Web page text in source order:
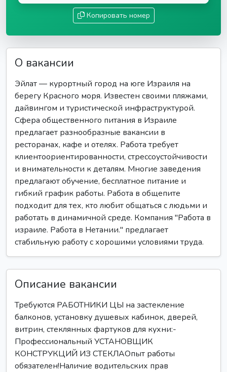
Копировать номер
О вакансии
Эйлат — курортный город на юге Израиля на
берегу Красного моря. Известен своими пляжами,
дайвингом и туристической инфраструктурой.
Сфера общественного питания в Израиле
предлагает разнообразные вакансии в
ресторанах, кафе и отелях. Работа требует
клиентоориентированности, стрессоустойчивости
и внимательности к деталям. Многие заведения
предлагают обучение, бесплатное питание и
гибкий график работы. Работа в общепите
подходит для тех, кто любит общаться с людьми и
работать в динамичной среде. Компания "Работа в
израиле. Работа в Нетании." предлагает
стабильную работу с хорошими условиями труда.
Описание вакансии
Требуются РАБОТНИКИ ЦЫ на застекление
балконов, установку душевых кабинок, дверей,
витрин, стеклянных фартуков для кухни:-
Профессиональный УСТАНОВЩИК
КОНСТРУКЦИЙ ИЗ СТЕКЛАОпыт работы
обязателен!Наличие водительских прав